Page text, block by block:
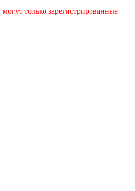
только зарегистрированные